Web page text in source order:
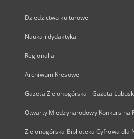
Dziedzictwo kulturowe
Nauka i dydaktyka
Regionalia
Archiwum Kresowe
Gazeta Zielonogórska - Gazeta
Otwarty Międzynarodowy Konkurs na
Zielonogórska Biblioteka Cyfrowa dla